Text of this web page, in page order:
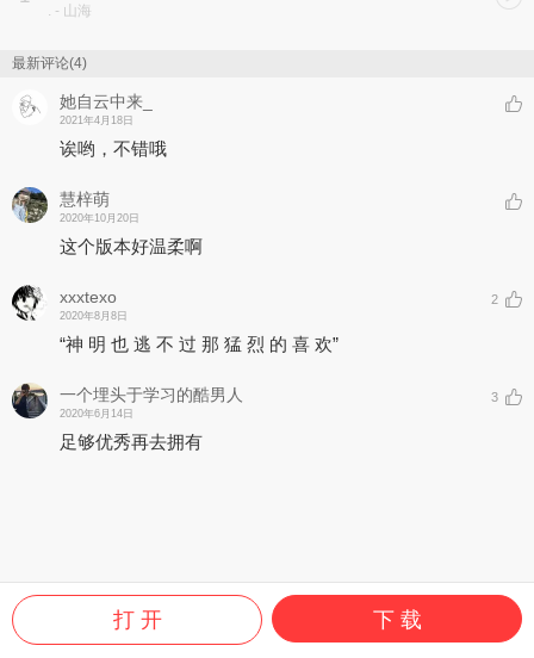
. - 山海
最新评论(4)
她自云中来_
2021年4月18日
诶哟，不错哦
慧梓萌
2020年10月20日
这个版本好温柔啊
xxxtexo
2020年8月8日
2
“神 明 也 逃 不 过 那 猛 烈 的 喜 欢”
一个埋头于学习的酷男人
2020年6月14日
3
足够优秀再去拥有
打 开 下 载